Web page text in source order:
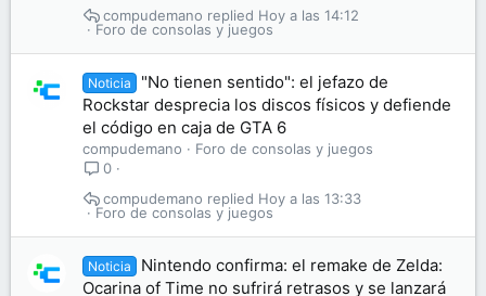
Foro de consolas y juegos
Hoy a las 14:12
compudemano
Noticia
"No tienen sentido": el jefazo de
Rockstar desprecia los discos físicos y defiende
el código en caja de GTA 6
compudemano
Foro de consolas y juegos
0
Foro de consolas y juegos
Hoy a las 13:33
compudemano
Noticia
Nintendo confirma: el remake de Zelda:
Ocarina of Time no sufrirá retrasos y se lanzará